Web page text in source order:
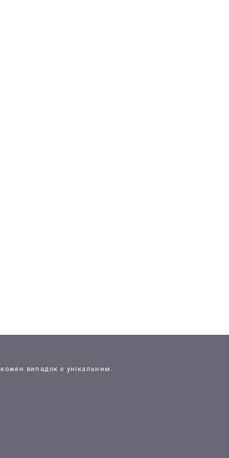
випадок є унікальним.